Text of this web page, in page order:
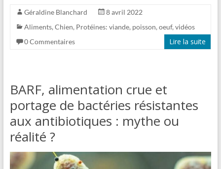
Géraldine Blanchard
8 avril 2022
Aliments, Chien, Protéines: viande, poisson, oeuf, vidéos
0 Commentaires
Lire la suite
BARF, alimentation crue et
portage de bactéries résistantes
aux antibiotiques : mythe ou
réalité ?